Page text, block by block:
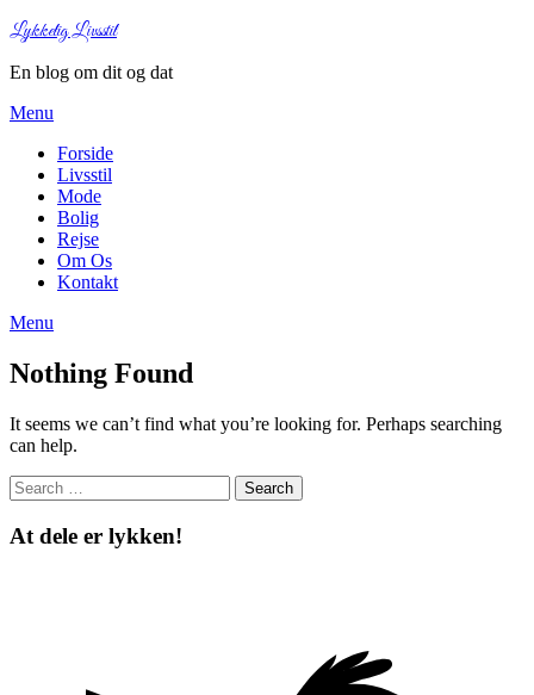
Lykkelig Livsstil
En blog om dit og dat
Menu
Forside
Livsstil
Mode
Bolig
Rejse
Om Os
Kontakt
Menu
Nothing Found
It seems we can’t find what you’re looking for. Perhaps searching
can help.
Search
for:
At dele er lykken!